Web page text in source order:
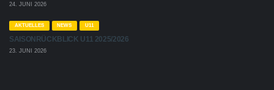
24. JUNI 2026
AKTUELLES NEWS U11
SAISONRÜCKBLICK U11 2025/2026
23. JUNI 2026